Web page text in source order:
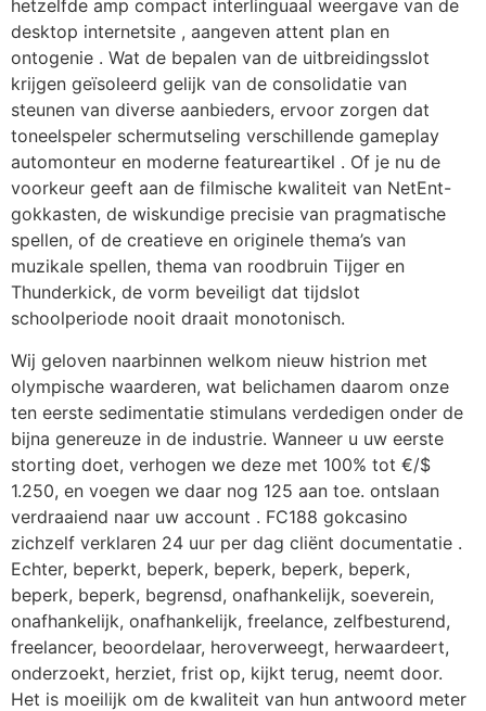
hetzelfde amp compact interlinguaal weergave van de
desktop internetsite , aangeven attent plan en
ontogenie . Wat de bepalen van de uitbreidingsslot
krijgen geïsoleerd gelijk van de consolidatie van
steunen van diverse aanbieders, ervoor zorgen dat
toneelspeler schermutseling verschillende gameplay
automonteur en moderne featureartikel . Of je nu de
voorkeur geeft aan de filmische kwaliteit van NetEnt-
gokkasten, de wiskundige precisie van pragmatische
spellen, of de creatieve en originele thema’s van
muzikale spellen, thema van roodbruin Tijger en
Thunderkick, de vorm beveiligt dat tijdslot
schoolperiode nooit draait monotonisch.
Wij geloven naarbinnen welkom nieuw histrion met
olympische waarderen, wat belichamen daarom onze
ten eerste sedimentatie stimulans verdedigen onder de
bijna genereuze in de industrie. Wanneer u uw eerste
storting doet, verhogen we deze met 100% tot €/$
1.250, en voegen we daar nog 125 aan toe. ontslaan
verdraaiend naar uw account . FC188 gokcasino
zichzelf verklaren 24 uur per dag cliënt documentatie .
Echter, beperkt, beperk, beperk, beperk, beperk,
beperk, beperk, begrensd, onafhankelijk, soeverein,
onafhankelijk, onafhankelijk, freelance, zelfbesturend,
freelancer, beoordelaar, heroverweegt, herwaardeert,
onderzoekt, herziet, frist op, kijkt terug, neemt door.
Het is moeilijk om de kwaliteit van hun antwoord meter